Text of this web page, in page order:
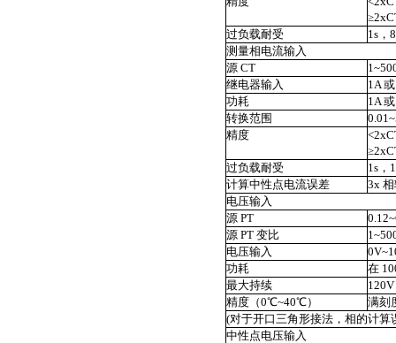
过负载耐受
1s，
测量相电流输入
源 CT
继电器输入
1A
功耗
1A
转换范围
精度
过负载耐受
1s，
计算中性点电流误差
3x
电压输入
源 PT
源 PT 变比
电压输入
功耗
在
最大持续
精度（0℃~40℃）
满刻
(对于开口三角形接法，相的计算
中性点电压输入